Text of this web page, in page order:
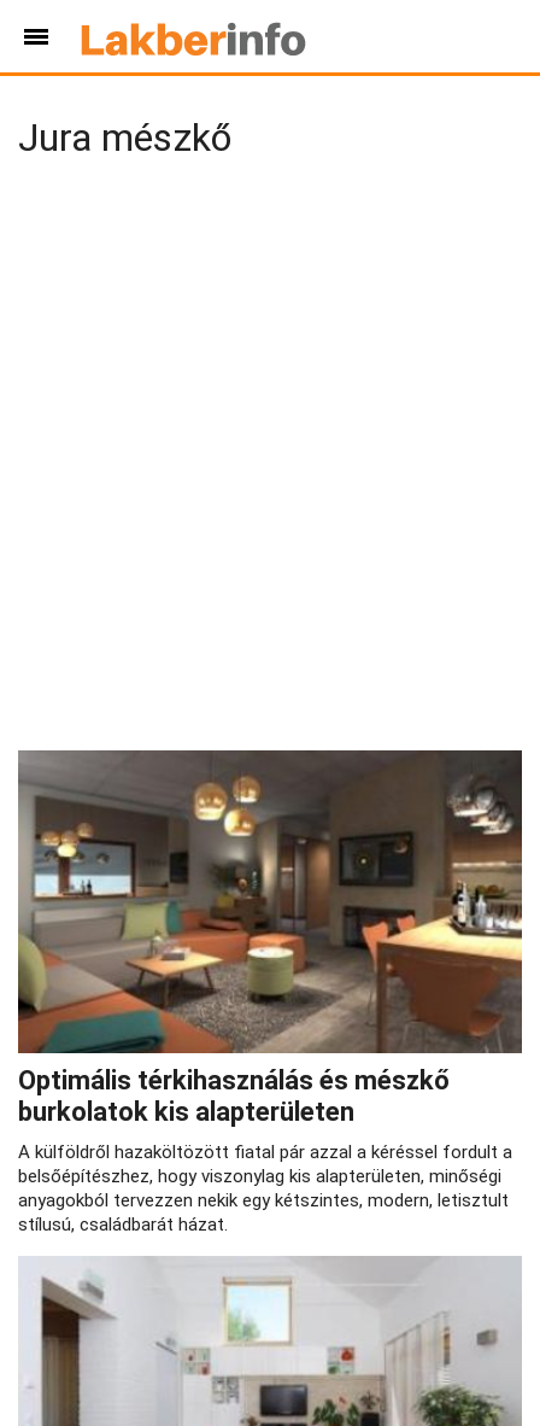
Jura mészkő
Optimális térkihasználás és mészkő
burkolatok kis alapterületen
A külföldről hazaköltözött fiatal pár azzal a kéréssel fordult a
belsőépítészhez, hogy viszonylag kis alapterületen, minőségi
anyagokból tervezzen nekik egy kétszintes, modern, letisztult
stílusú, családbarát házat.